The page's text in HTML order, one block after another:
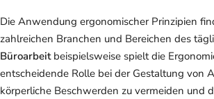
Die Anwendung ergonomischer Prinzipien
zahlreichen Branchen und Bereichen des
Büroarbeitbeispielsweise spielt die
entscheidende Rolle bei der Gestaltung von
körperliche Beschwerden zu vermeiden und